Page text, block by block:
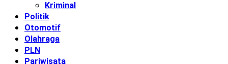
Kriminal
Politik
Otomotif
Olahraga
PLN
Pariwisata